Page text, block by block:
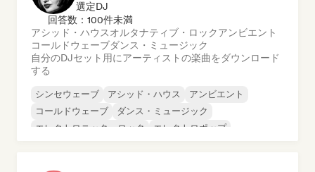
選定DJ
回答数：100件未満
アシッド・ハウスオルタナティブ・ロックアンビエント
コールドウェーブダンス・ミュージック
自分のDJセット用にアーティストの楽曲をダウンロード
する
シンセウェーブ アシッド・ハウス
アンビエント
コールドウェーブ
ダンス・ミュージック
エレクトロニック・ロック
エレクトロポップ